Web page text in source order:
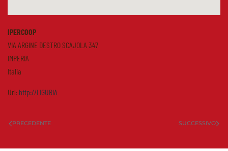
IPERCOOP
VIA ARGINE DESTRO SCAJOLA 347
IMPERIA
Italia
Url: http://LIGURIA
PRECEDENTE SUCCESSIVO